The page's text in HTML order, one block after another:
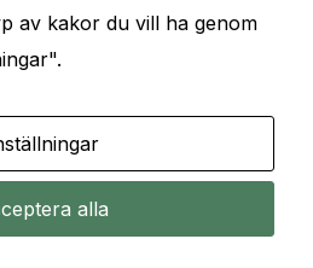
VAL
av kakor du vill ha genom
alla